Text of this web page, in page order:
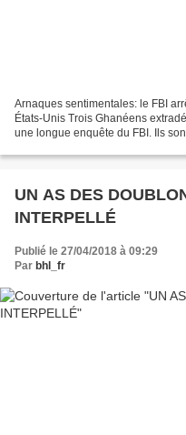
Arnaques sentimentales: le FBI
États-Unis Trois Ghanéens
une longue enquête du FBI. Ils
UN AS DES
INTERPELLÉ
Publié le 27/04/2018 à 09:29
Par bhl_fr